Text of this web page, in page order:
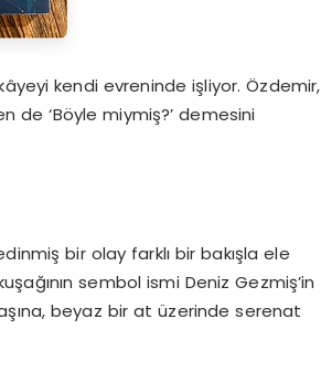
kendi evreninde işliyor. Özdemir,
de ‘Böyle miymiş?’ demesini
bir olay farklı bir bakışla ele
sembol ismi Deniz Gezmiş’in
beyaz bir at üzerinde serenat